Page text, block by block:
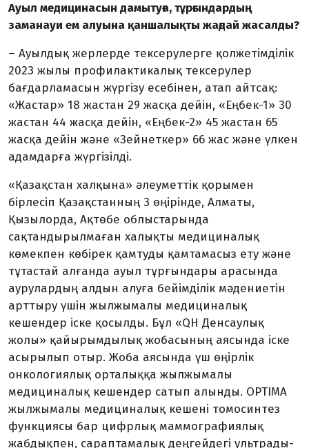
Ауыл медицинасын дамытуға, тұрғындардың
заманауи ем алуына қаншалықты жағдай жасалды?
– Ауылдық жерлерде тексерулерге қолжетімділік
2023 жылы профи­лак­тикалық тексерулер
бағдарламасын жүргізу есебінен, атап айтсақ:
«Жастар» 18 жастан 29 жасқа дейін, «Еңбек-1» 30
жастан 44 жасқа дейін, «Еңбек-2» 45 жастан 65
жасқа дейін және «Зей­неткер» 66 жас және үлкен
адамдарға жүргізілді.
«Қазақстан халқына» әлеуметтік қорымен
бірлесіп Қазақстанның 3 өңірінде, Алматы,
Қызылорда, Ақтөбе облыстарында
сақтандырылмаған ха­лықты медициналық
көмекпен көбі­рек қамтуды қамтамасыз ету және
тұтастай алғанда ауыл тұрғындары ара­сында
аурулардың алдын алуға бейім­ділік мәдениетін
арттыру үшін жылжымалы медициналық
кешендер іске қосылды. Бұл «QH Денсаулық
жолы» қайырым­дылық жобасының аясында іске
асы­рылып отыр. Жоба аясында үш өңірлік
онкологиялық орталыққа жылжымалы
медициналық кешендер сатып алынды. OPTIMA
жылжымалы медициналық ке­шені томосинтез
функциясы бар цифрлық маммографиялық
жабдықпен, сараптамалық деңгейдегі ультра­ды­